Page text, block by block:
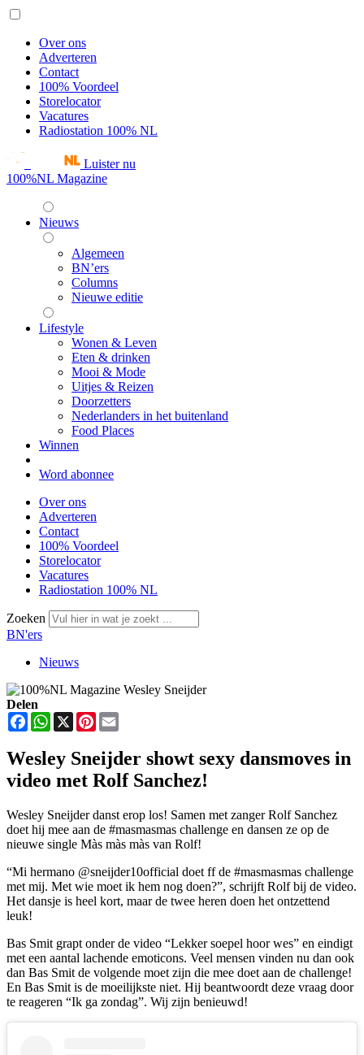
Over ons
Adverteren
Contact
100% Voordeel
Storelocator
Vacatures
Radiostation 100% NL
Luister nu
100%NL Magazine
Nieuws
Algemeen
BN’ers
Columns
Nieuwe editie
Lifestyle
Wonen & Leven
Eten & drinken
Mooi & Mode
Uitjes & Reizen
Doorzetters
Nederlanders in het buitenland
Food Places
Winnen
Word abonnee
Over ons
Adverteren
Contact
100% Voordeel
Storelocator
Vacatures
Radiostation 100% NL
Zoeken
BN'ers
Nieuws
Delen
FacebookWhatsApp
X Pinterest
Wesley Sneijder showt sexy dansmoves in
video met Rolf Sanchez!
Wesley Sneijder danst erop los! Samen met zanger Rolf Sanchez
doet hij mee aan de #masmasmas challenge en dansen ze op de
nieuwe single Màs màs màs van Rolf!
“Mi hermano @sneijder10official doet ff de #masmasmas challenge
met mij. Met wie moet ik hem nog doen?”, schrijft Rolf bij de video.
Het dansje is heel kort, maar de twee heren doen het ontzettend
leuk!
Bas Smit grapt onder de video “Lekker soepel hoor wes” en eindigt
met een aantal lachende emoticons. Veel mensen vinden nu dan ook
dan Bas Smit de volgende moet zijn die mee doet aan de challenge!
En Bas Smit is de moeilijkste niet. Hij beantwoordt deze vraag door
te reageren “Ik ga zondag”. Wij zijn benieuwd!